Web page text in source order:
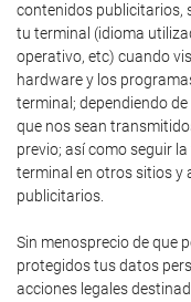
contenidos publicitarios,
tu terminal (idioma
operativo, etc) cuando
hardware y los
terminal; dependiendo
que nos sean
previo; así como seguir
terminal en otros sitios y
publicitarios.
Sin menosprecio de que
protegidos tus datos
acciones legales